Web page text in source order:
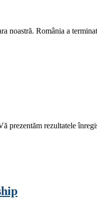
noastră. România a
rezultatele